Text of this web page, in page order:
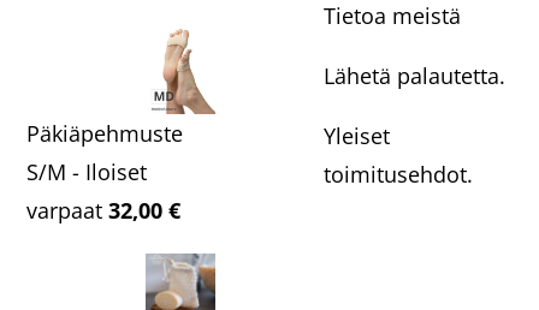
Päkiäpehmuste
S/M - Iloiset
varpaat 32,00€
Tietoa meistä
Lähetä palautetta.
Yleiset
toimitusehdot.